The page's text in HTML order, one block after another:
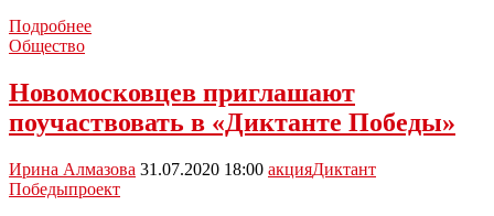
ПодробнееНовомосковцев
проекте
«Лето
парках»
Общество
Новомосковцев приглашают
поучаствовать в «Диктанте Победы»
Ирина Алмазова 31.07.2020 18:00 акцияДиктант
Победыпроект